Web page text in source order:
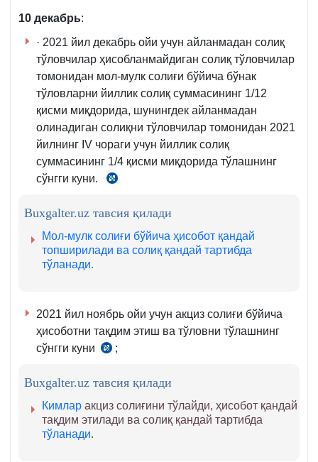
10 декабрь:
· 2021 йил декабрь ойи учун айланмадан солиқ
тўловчилар ҳисобланмайдиган солиқ тўловчилар
томонидан мол-мулк солиғи бўйича бўнак
тўловларни йиллик солиқ суммасининг 1/12
қисми миқдорида, шунингдек айланмадан
олинадиган солиқни тўловчилар томонидан 2021
йилнинг IV чораги учун йиллик солиқ
суммасининг 1/4 қисми миқдорида тўлашнинг
сўнгги куни.
м.
6-
қ.
Buxgalter.uz тавсия қилади
Мол-мулк солиғи бўйича ҳисобот қандай
топширилади ва солиқ қандай тартибда
тўланади.
2021 йил ноябрь ойи учун акциз солиғи бўйича
ҳисоботни тақдим этиш ва тўловни тўлашнинг
сўнгги куни
СК
293-
м.
;
Buxgalter.uz тавсия қилади
Кимлар акциз солиғини тўлайди, ҳисобот қандай
тақдим этилади ва солиқ қандай тартибда
тўланади.